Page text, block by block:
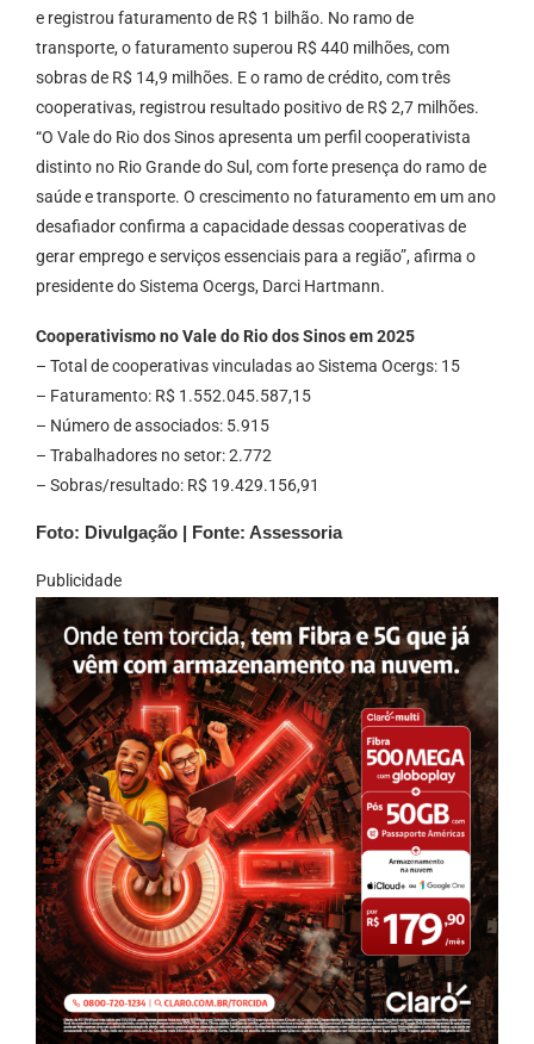
e registrou faturamento de R$ 1 bilhão. No ramo de
transporte, o faturamento superou R$ 440 milhões, com
sobras de R$ 14,9 milhões. E o ramo de crédito, com três
cooperativas, registrou resultado positivo de R$ 2,7 milhões.
“O Vale do Rio dos Sinos apresenta um perfil cooperativista
distinto no Rio Grande do Sul, com forte presença do ramo de
saúde e transporte. O crescimento no faturamento em um ano
desafiador confirma a capacidade dessas cooperativas de
gerar emprego e serviços essenciais para a região”, afirma o
presidente do Sistema Ocergs, Darci Hartmann.
Cooperativismo no Vale do Rio dos Sinos em 2025
– Total de cooperativas vinculadas ao Sistema Ocergs: 15
– Faturamento: R$ 1.552.045.587,15
– Número de associados: 5.915
– Trabalhadores no setor: 2.772
– Sobras/resultado: R$ 19.429.156,91
Foto: Divulgação | Fonte: Assessoria
Publicidade